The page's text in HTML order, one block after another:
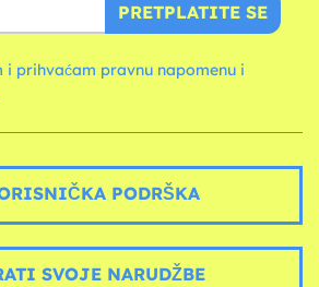
PRETPLATITE SE
prihvaćam pravnu napomenu i
PODRŠKA
SVOJE NARUDŽBE